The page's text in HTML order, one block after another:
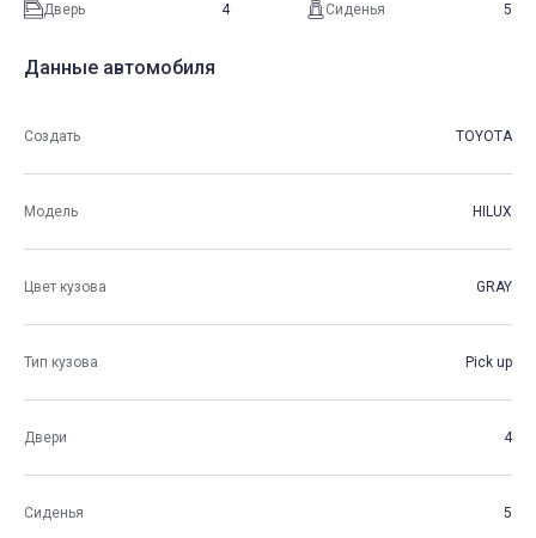
Дверь 4 Сиденья 5
Данные автомобиля
Создать TOYOTA
Модель HILUX
Цвет кузова GRAY
Тип кузова Pick up
Двери 4
Сиденья 5